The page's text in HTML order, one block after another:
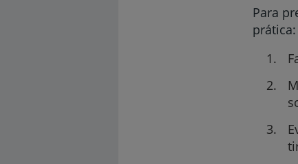
Para
prática: